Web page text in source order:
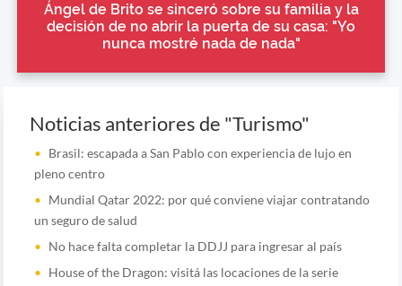
Ángel de Brito se sinceró sobre su familia y la
decisión de no abrir la puerta de su casa: "Yo
nunca mostré nada de nada"
Noticias anteriores de "Turismo"
Brasil: escapada a San Pablo con experiencia de lujo en
pleno centro
Mundial Qatar 2022: por qué conviene viajar contratando
un seguro de salud
No hace falta completar la DDJJ para ingresar al país
House of the Dragon: visitá las locaciones de la serie